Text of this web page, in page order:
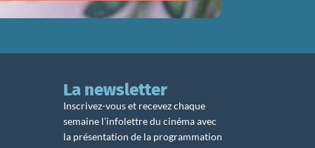
La newsletter
Inscrivez-vous et recevez chaque
semaine l’infolettre du cinéma avec
la présentation de la programmation